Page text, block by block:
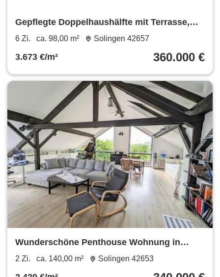
Gepflegte Doppelhaushälfte mit Terrasse,
Garage mit direktem Haus
6 Zi. ca. 98,00 m² Solingen 42657
3.673 €/m² 360.000 €
Wunderschöne Penthouse Wohnung in
Solingen von privat
2 Zi. ca. 140,00 m² Solingen 42653